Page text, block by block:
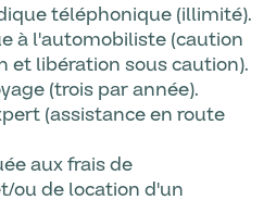
téléphonique (illimité).
à l'automobiliste (caution
et libération sous caution).
(trois par année).
(assistance en route
aux frais de
ou de location d'un